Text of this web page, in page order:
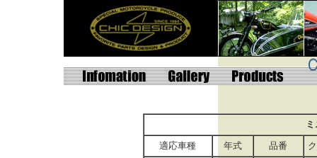
適応車種
年式 品番